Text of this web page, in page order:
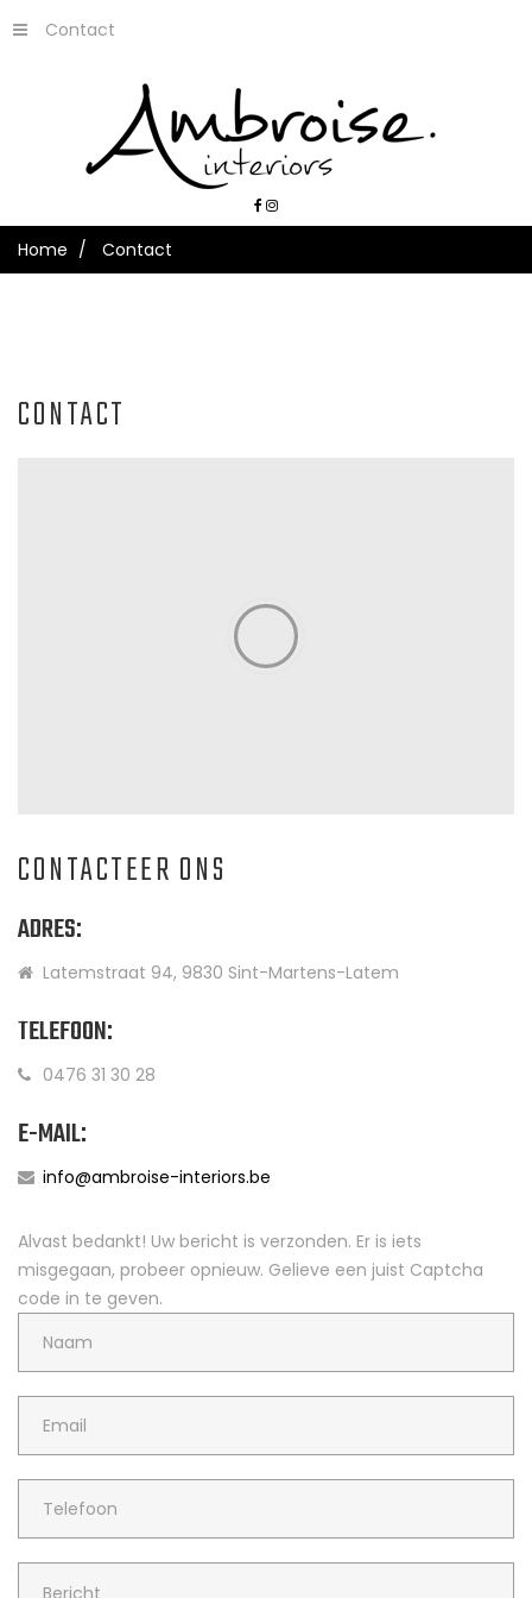
Contact
Home Contact
CONTACT
CONTACTEER ONS
ADRES:
Latemstraat 94, 9830 Sint-Martens-Latem
TELEFOON:
0476 31 30 28
E-MAIL:
info@ambroise-interiors.be
Alvast bedankt! Uw bericht is verzonden. Er is iets
misgegaan, probeer opnieuw. Gelieve een juist Captcha
code in te geven.